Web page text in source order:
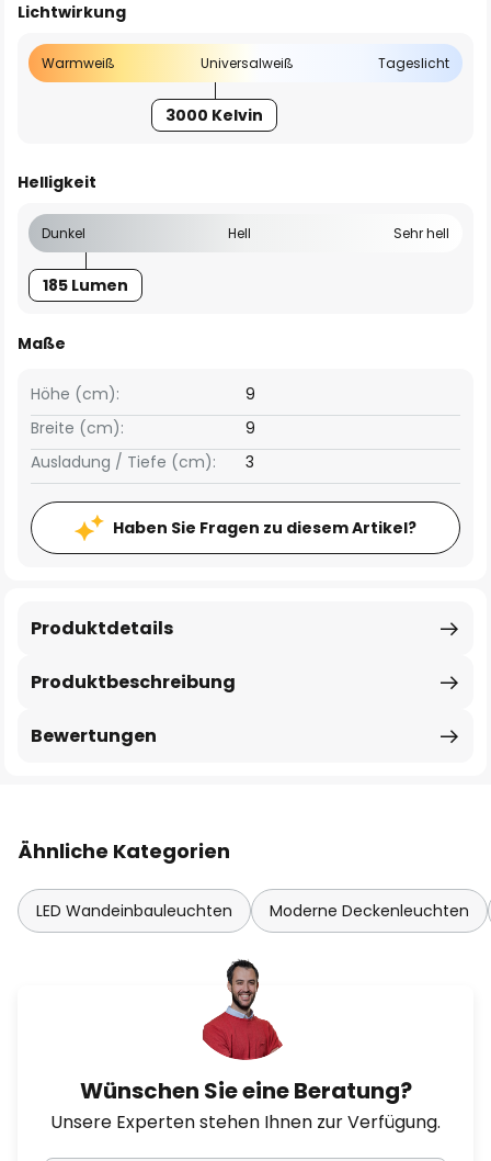
Lichtwirkung
Warmweiß Universalweiß Tageslicht
3000 Kelvin
Helligkeit
Dunkel Hell Sehr hell
185 Lumen
Maße
Breite (cm): 9
Höhe (cm): 9
Ausladung / Tiefe (cm): 3
Haben Sie Fragen zu diesem Artikel?
Produktbeschreibung
Produktdetails
Bewertungen
Ähnliche Kategorien
LED Wandeinbauleuchten Moderne Deckenleuchten
Wünschen Sie eine Beratung?
Unsere Experten stehen Ihnen zur Verfügung.